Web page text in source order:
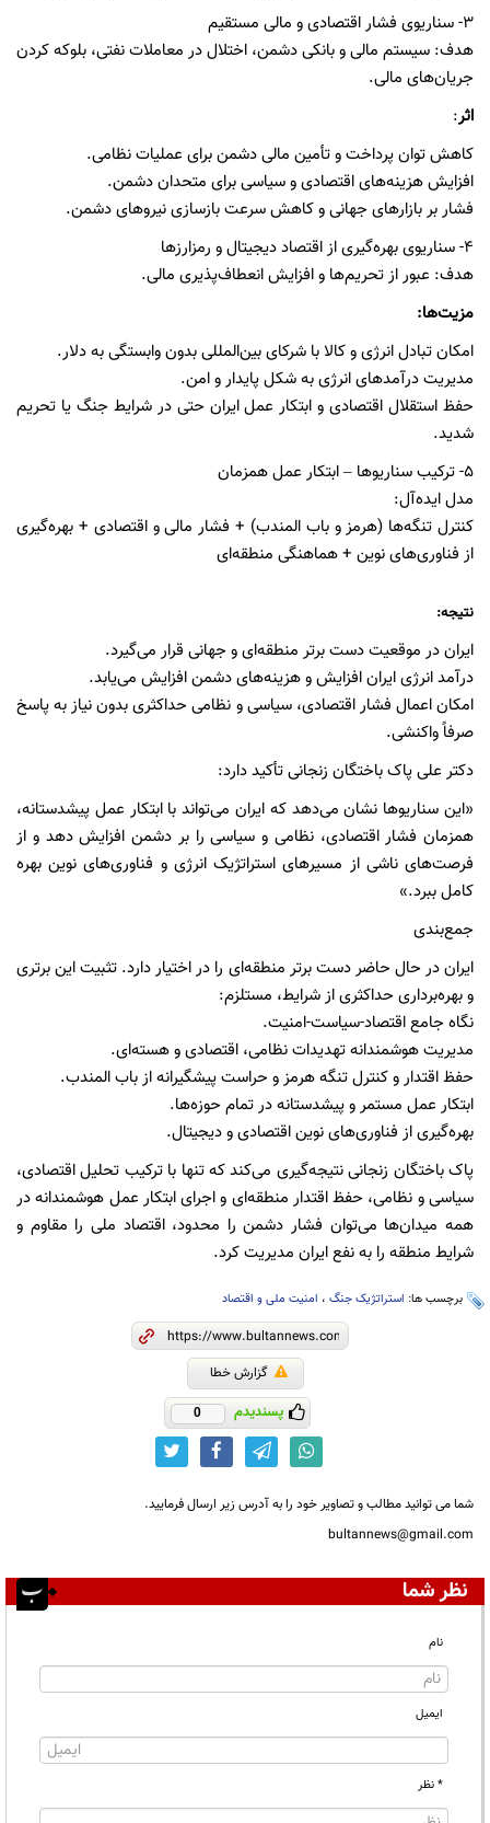
٣- سناریوی فشار اقتصادی و مالی مستقیم
هدف: سیستم مالی و بانکی دشمن، اختلال در معاملات نفتی، بلوکه کردن
جریان‌های مالی.
اثر:
کاهش توان پرداخت و تأمین مالی دشمن برای عملیات نظامی.
افزایش هزینه‌های اقتصادی و سیاسی برای متحدان دشمن.
فشار بر بازارهای جهانی و کاهش سرعت بازسازی نیروهای دشمن.
٤- سناریوی بهره‌گیری از اقتصاد دیجیتال و رمزارزها
هدف: عبور از تحریم‌ها و افزایش انعطاف‌پذیری مالی.
مزیت‌ها:
امکان تبادل انرژی و کالا با شرکای بین‌المللی بدون وابستگی به دلار.
مدیریت درآمدهای انرژی به شکل پایدار و امن.
حفظ استقلال اقتصادی و ابتکار عمل ایران حتی در شرایط جنگ یا تحریم
شدید.
٥- ترکیب سناریوها – ابتکار عمل همزمان
مدل ایده‌آل:
کنترل تنگه‌ها (هرمز و باب المندب) + فشار مالی و اقتصادی + بهره‌گیری
از فناوری‌های نوین + هماهنگی منطقه‌ای
نتیجه:
ایران در موقعیت دست برتر منطقه‌ای و جهانی قرار می‌گیرد.
درآمد انرژی ایران افزایش و هزینه‌های دشمن افزایش می‌یابد.
امکان اعمال فشار اقتصادی، سیاسی و نظامی حداکثری بدون نیاز به پاسخ
صرفاً واکنشی.
دکتر علی پاک باختگان زنجانی تأکید دارد:
«این سناریوها نشان می‌دهد که ایران می‌تواند با ابتکار عمل پیشدستانه،
همزمان فشار اقتصادی، نظامی و سیاسی را بر دشمن افزایش دهد و از
فرصت‌های ناشی از مسیرهای استراتژیک انرژی و فناوری‌های نوین بهره
کامل ببرد.»
جمع‌بندی
ایران در حال حاضر دست برتر منطقه‌ای را در اختیار دارد. تثبیت این برتری
و بهره‌برداری حداکثری از شرایط، مستلزم:
نگاه جامع اقتصاد-سیاست-امنیت.
مدیریت هوشمندانه تهدیدات نظامی، اقتصادی و هسته‌ای.
حفظ اقتدار و کنترل تنگه هرمز و حراست پیشگیرانه از باب المندب.
ابتکار عمل مستمر و پیشدستانه در تمام حوزه‌ها.
بهره‌گیری از فناوری‌های نوین اقتصادی و دیجیتال.
پاک باختگان زنجانی نتیجه‌گیری می‌کند که تنها با ترکیب تحلیل اقتصادی،
سیاسی و نظامی، حفظ اقتدار منطقه‌ای و اجرای ابتکار عمل هوشمندانه در
همه میدان‌ها می‌توان فشار دشمن را محدود، اقتصاد ملی را مقاوم و
شرایط منطقه را به نفع ایران مدیریت کرد.
برچسب ها: استراتژیک جنگ ، امنیت ملی و اقتصاد
گزارش خطا
پسندیدم 0
شما می توانید مطالب و تصاویر خود را به آدرس زیر ارسال فرمایید.
bultannews@gmail.com
نظر شما
نام
ایمیل
* نظر